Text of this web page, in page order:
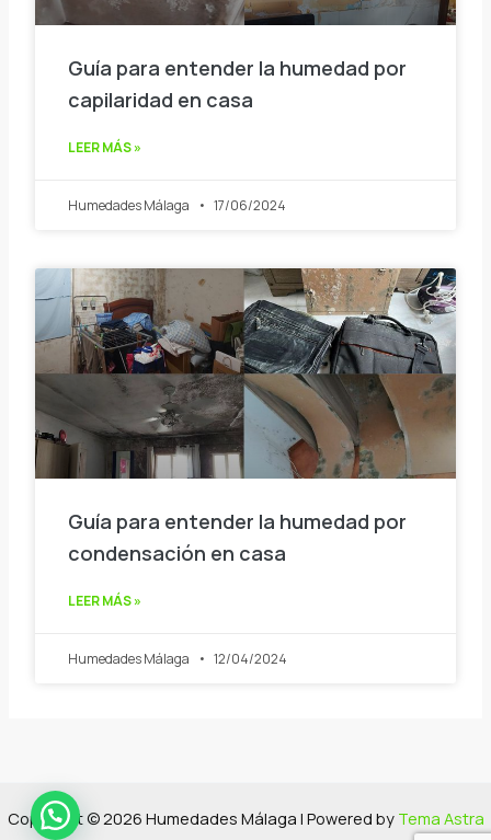
Guía para entender la humedad por
capilaridad en casa
LEER MÁS »
Humedades Málaga 17/06/2024
Guía para entender la humedad por
condensación en casa
LEER MÁS »
Humedades Málaga 12/04/2024
Copyright © 2026 Humedades Málaga | Powered by Tema Astra